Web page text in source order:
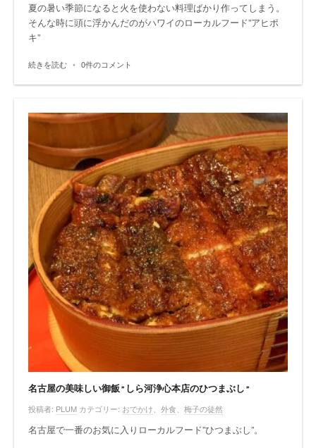
夏の暑い季節になると火を使わない料理ばかり作ってしまう。
そんな時に頭に浮かんだのがハワイのローカルフード”アヒポ
キ”
続きを読む • 0件のコメント
名古屋の美味しい御飯”しら河浄心本店のひつまぶし”
投稿者: PLUM カテゴリー: おでかけ、 外食、 梅子の徒然
名古屋で一番のお気に入りローカルフード”ひつまぶし”。